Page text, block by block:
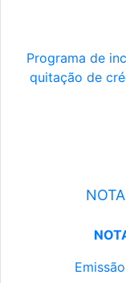
Programa de
quitação de